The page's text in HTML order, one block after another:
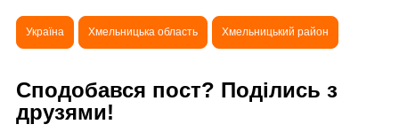
Україна Хмельницька область Хмельницький район
Сподобався пост? Поділись з
друзями!